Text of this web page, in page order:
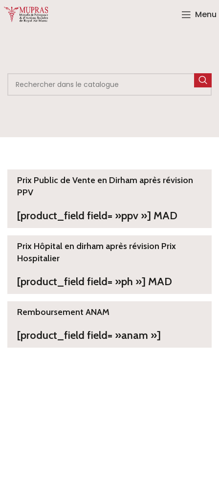
Menu
Prix Public de Vente en Dirham après révision
PPV
[product_field field= »ppv »] MAD
Prix Hôpital en dirham après révision Prix
Hospitalier
[product_field field= »ph »] MAD
Remboursement ANAM
[product_field field= »anam »]